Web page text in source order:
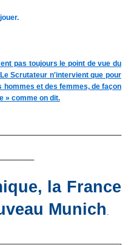
pas toujours le point de vue du
Scrutateur n'intervient que pour
et des femmes, de façon
» comme on dit.
la France
Munich